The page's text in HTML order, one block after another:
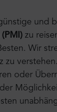
und
zu
Wir
zu
oder